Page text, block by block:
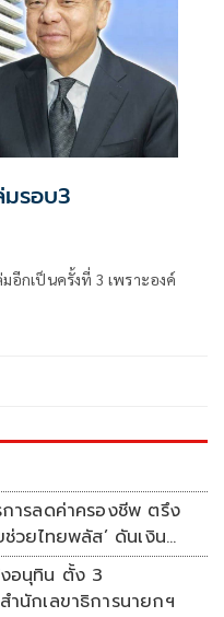
กเป็นครั้งที่ 3 เพราะองค์
ารลดค่าครองชีพ ตรึง
วยไทยพลัส’ ดันเงิน
อนุทิน ตั้ง 3
ำนักเลขาธิการนายกฯ